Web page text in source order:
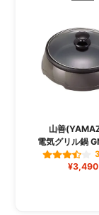
山善
電気グリル鍋
¥3,490